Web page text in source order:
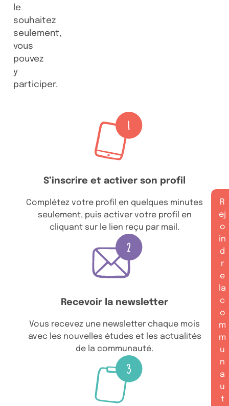
le
souhaitez
seulement,
vous
pouvez
y
participer.
S’inscrire et activer son profil
Complétez votre profil en quelques minutes
seulement, puis activer votre profil en
cliquant sur le lien reçu par mail.
Recevoir la newsletter
Vous recevez une newsletter chaque mois
avec les nouvelles études et les actualités
de la communauté.
R
ej
o
in
d
r
e
la
c
o
m
m
u
n
a
u
t